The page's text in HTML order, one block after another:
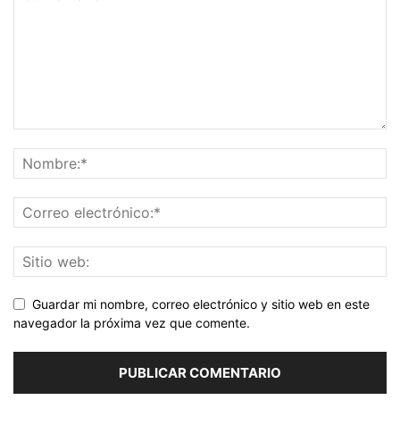
Guardar mi nombre, correo electrónico y sitio web en este
navegador la próxima vez que comente.